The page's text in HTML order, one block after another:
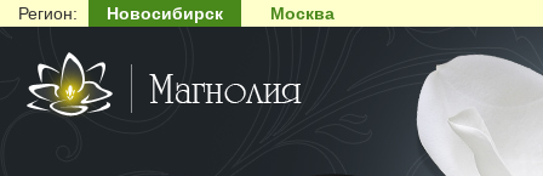
Регион: Новосибирск Москва